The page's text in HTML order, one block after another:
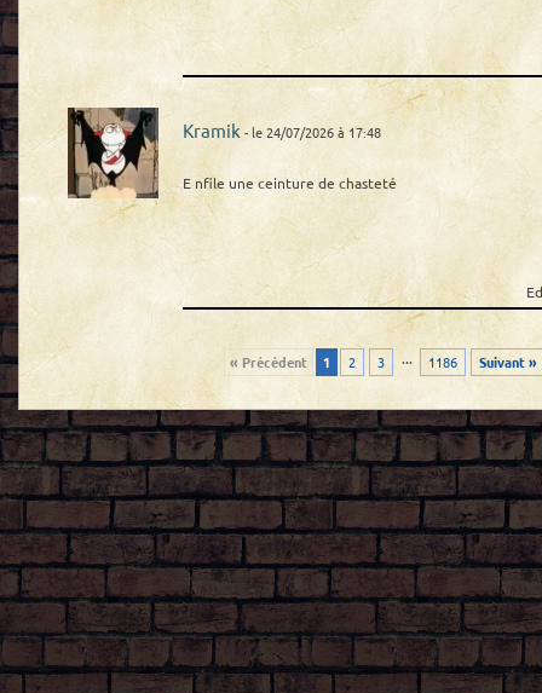
Kramik - le 24/07/2026 à 17:48
E nfile une ceinture de chasteté
« Précédent 1 2 3 ... 1186 Suivant »